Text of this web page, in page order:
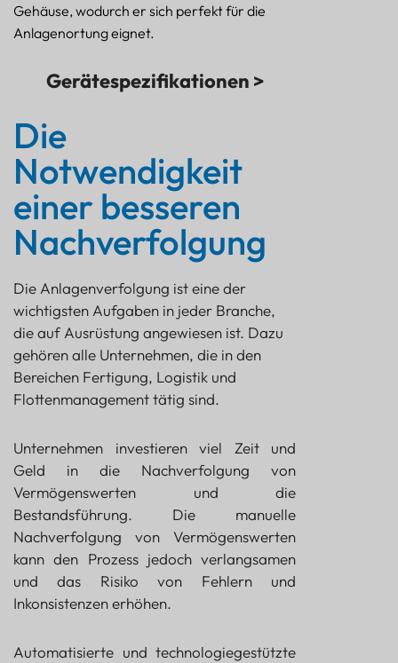
Gehäuse, wodurch er sich perfekt für die
Anlagenortung eignet.
Gerätespezifikationen >
Die
Notwendigkeit
einer besseren
Nachverfolgung
Die Anlagenverfolgung ist eine der
wichtigsten Aufgaben in jeder Branche,
die auf Ausrüstung angewiesen ist. Dazu
gehören alle Unternehmen, die in den
Bereichen Fertigung, Logistik und
Flottenmanagement tätig sind.
Unternehmen investieren viel Zeit und
Geld in die Nachverfolgung von
Vermögenswerten und die
Bestandsführung. Die manuelle
Nachverfolgung von Vermögenswerten
kann den Prozess jedoch verlangsamen
und das Risiko von Fehlern und
Inkonsistenzen erhöhen.
Automatisierte und technologiegestützte